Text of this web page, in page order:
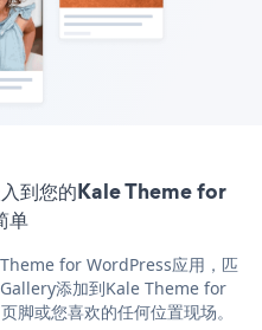
到您的Kale Theme for
单
for WordPress应用，匹
添加到Kale Theme for
脚或您喜欢的任何位置现场。